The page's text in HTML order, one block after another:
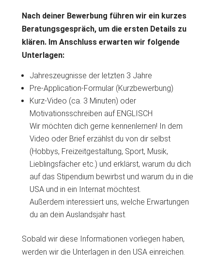
Nach deiner Bewerbung führen wir ein kurzes
Beratungsgespräch, um die ersten Details zu
klären. Im Anschluss erwarten wir folgende
Unterlagen:
Jahreszeugnisse der letzten 3 Jahre
Pre-Application-Formular (Kurzbewerbung)
Kurz-Video (ca. 3 Minuten) oder
Motivationsschreiben auf ENGLISCH
Wir möchten dich gerne kennenlernen! In dem
Video oder Brief erzählst du von dir selbst
(Hobbys, Freizeitgestaltung, Sport, Musik,
Lieblingsfächer etc.) und erklärst, warum du dich
auf das Stipendium bewirbst und warum du in die
USA und in ein Internat möchtest.
Außerdem interessiert uns, welche Erwartungen
du an dein Auslandsjahr hast.
Sobald wir diese Informationen vorliegen haben,
werden wir die Unterlagen in den USA einreichen.